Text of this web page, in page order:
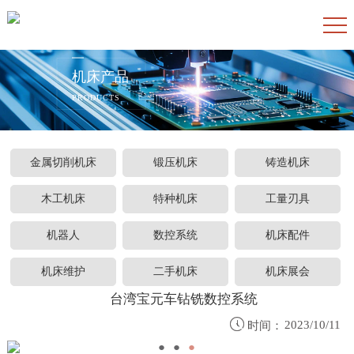
机床产品
PRODUCTS
金属切削机床 锻压机床 铸造机床
木工机床 特种机床 工量刃具
机器人 数控系统 机床配件
机床维护 二手机床 机床展会
台湾宝元车钻铣数控系统
 时间： 2023/10/11
●
● ●